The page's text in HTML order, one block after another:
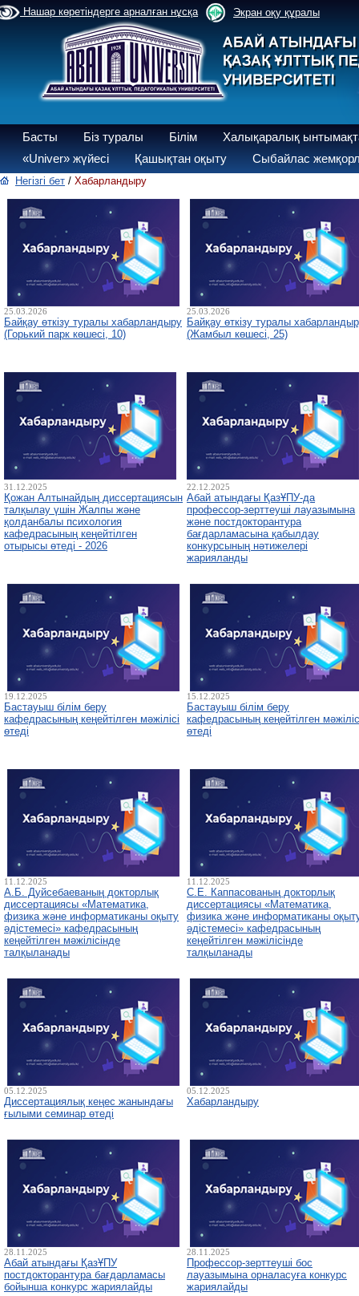
Нашар көретіндерге арналған нұсқа Экран оқу құралы
Басты Біз туралы Білім
Халықаралық
«Univer» жүйесі
Қашықтан оқыту Сыбайлас
Негізгі бет / Хабарландыру
25.03.2026
Байқау өткізу туралы хабарландыру
(Горький парк көшесі, 10)
25.03.2026
Байқау өткізу туралы
(Жамбыл көшесі, 25)
31.12.2025
Қожан Алтынайдың диссертациясын
талқылау үшін Жалпы және
қолданбалы психология
кафедрасының кеңейтілген
отырысы өтеді - 2026
22.12.2025
Абай атындағы ҚазҰПУ-да
профессор-зерттеуші лауазымына
және постдокторантура
бағдарламасына қабылдау
конкурсының нәтижелері
жарияланды
19.12.2025
Бастауыш білім беру
кафедрасының кеңейтілген мәжілісі
өтеді
15.12.2025
Бастауыш білім беру
кафедрасының кеңейтілген
өтеді
11.12.2025
А.Б. Дуйсебаеваның докторлық
диссертациясы «Математика,
физика және информатиканы оқыту
әдістемесі» кафедрасының
кеңейтілген мәжілісінде
талқыланады
11.12.2025
С.Е. Каппасованың докторлық
диссертациясы «Математика,
физика және информатиканы
әдістемесі» кафедрасының
кеңейтілген мәжілісінде
талқыланады
05.12.2025
Диссертациялық кеңес жанындағы
ғылыми семинар өтеді
05.12.2025
Хабарландыру
28.11.2025
Абай атындағы ҚазҰПУ
постдокторантура бағдарламасы
бойынша конкурс жариялайды
28.11.2025
Профессор-зерттеуші бос
лауазымына орналасуға конкурс
жариялайды